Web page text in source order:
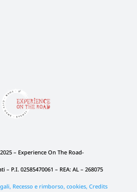
– Experience On The Road-
– P.I. 02585470061 – REA: AL – 268075
Recesso e rimborso, cookies,Credits